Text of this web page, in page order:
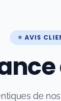
⭐ AVIS
de